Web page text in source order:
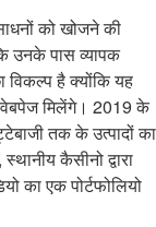
को खोजने की
उनके पास व्यापक
विकल्प है क्योंकि यह
वेबपेज मिलेंगे। 2019 के
तक के उत्पादों का
कैसीनो द्वारा
का एक पोर्टफोलियो